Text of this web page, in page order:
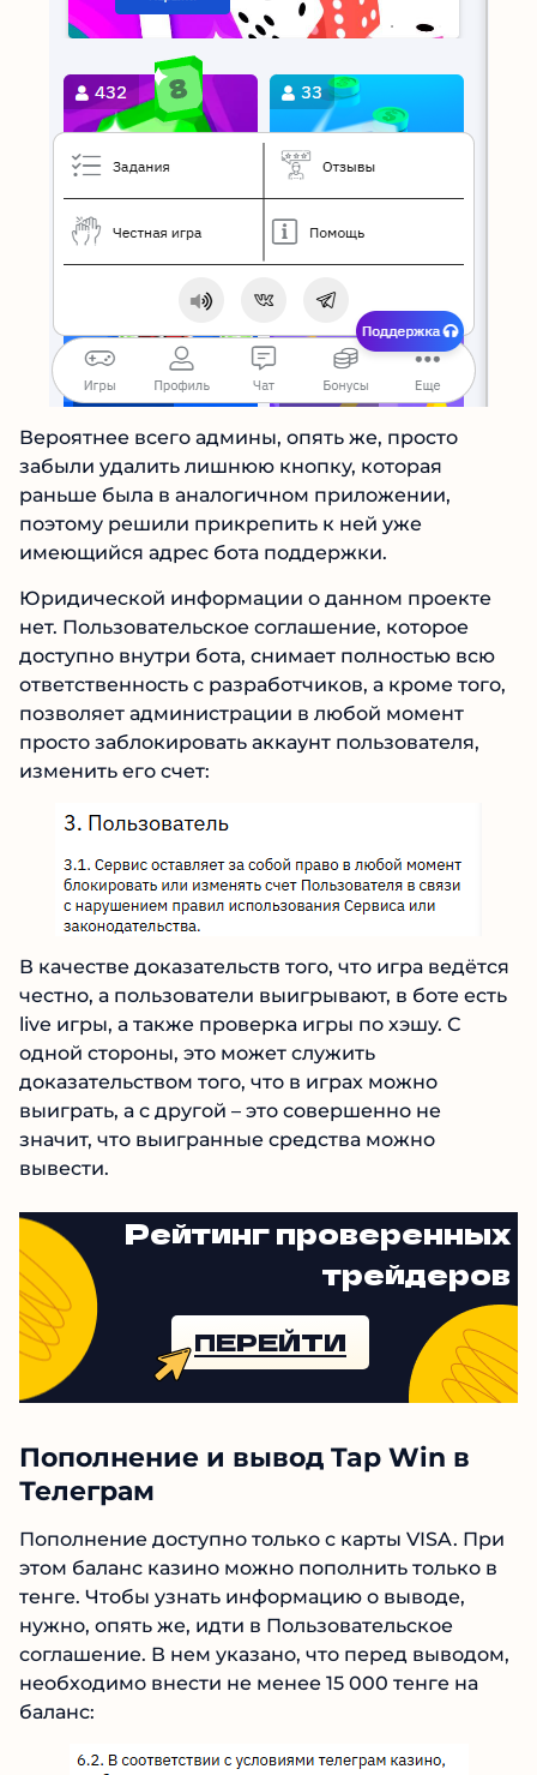
забыли удалить лишнюю кнопку, которая
раньше была в аналогичном приложении,
поэтому решили прикрепить к ней уже
имеющийся адрес бота поддержки.
нет. Пользовательское соглашение, которое
доступно внутри бота, снимает полностью всю
ответственность с разработчиков, а кроме
того, позволяет администрации в любой
момент просто заблокировать аккаунт
пользователя, изменить его счет:
ведётся честно, а пользователи выигрывают, в
боте есть live игры, а также проверка игры по
хэшу. С одной стороны, это может служить
доказательством того, что в играх можно
выиграть, а с другой – это совершенно не
значит, что выигранные средства можно
вывести.
Рейтинг проверенных
трейдеров
ПЕРЕЙТИ
Пополнение и вывод Tap Win в
Телеграм
При этом баланс казино можно пополнить
только в тенге. Чтобы узнать информацию о
выводе, нужно, опять же, идти в
Пользовательское соглашение. В нем указано,
что перед выводом, необходимо внести не
менее 15 000 тенге на баланс: